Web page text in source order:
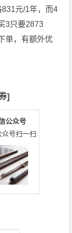
元/1年，而4
3只要2873
单，有额外优
]
公众号
号扫一扫